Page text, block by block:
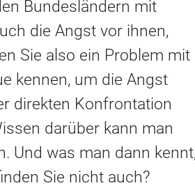
Bundesländern mit
die Angst vor ihnen,
Sie also ein Problem mit
kennen, um die Angst
direkten Konfrontation
darüber kann man
Und was man dann kennt,
Sie nicht auch?